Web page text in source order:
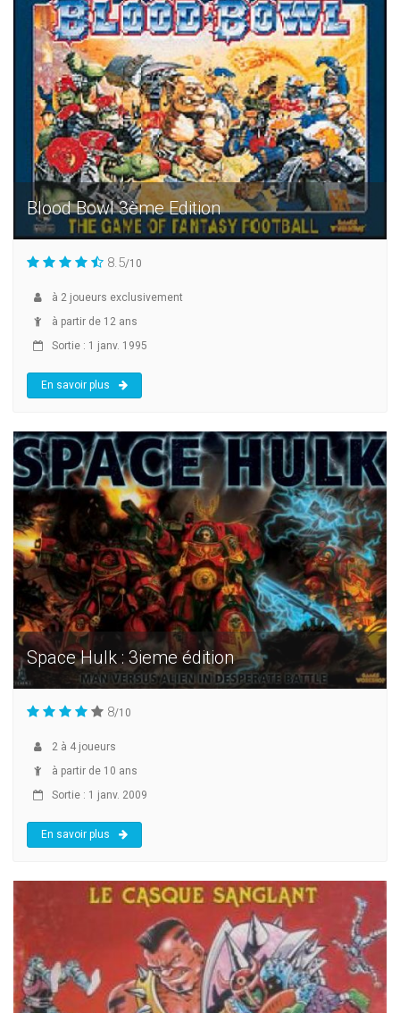
Blood Bowl 3ème Edition
8.5/10
à 2 joueurs exclusivement
à partir de 12 ans
Sortie : 1 janv. 1995
En savoir plus
Space Hulk : 3ieme édition
8/10
2 à 4 joueurs
à partir de 10 ans
Sortie : 1 janv. 2009
En savoir plus